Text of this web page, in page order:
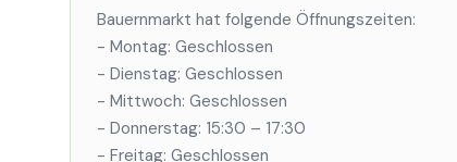
Bauernmarkt hat folgende Öffnungszeiten:
- Montag: Geschlossen
- Dienstag: Geschlossen
- Mittwoch: Geschlossen
- Donnerstag: 15:30 – 17:30
- Freitag: Geschlossen